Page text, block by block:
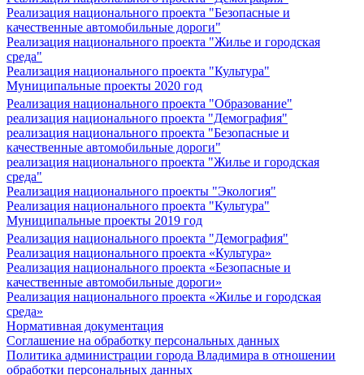
Реализация национального проекта "Безопасные и
качественные автомобильные дороги"
Реализация национального проекта "Жилье и городская
среда"
Реализация национального проекта "Культура"
Муниципальные проекты 2020 год
Реализация национального проекта "Образование"
реализация национального проекта "Демография"
реализация национального проекта "Безопасные и
качественные автомобильные дороги"
реализация национального проекта "Жилье и городская
среда"
Реализация национального проекты "Экология"
Реализация национального проекта "Культура"
Муниципальные проекты 2019 год
Реализация национального проекта "Демография"
Реализация национального проекта «Культура»
Реализация национального проекта «Безопасные и
качественные автомобильные дороги»
Реализация национального проекта «Жилье и городская
среда»
Нормативная документация
Соглашение на обработку персональных данных
Политика администрации города Владимира в отношении
обработки персональных данных